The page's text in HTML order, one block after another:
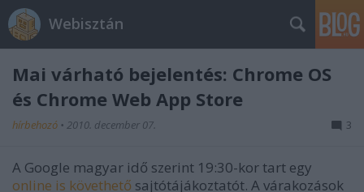
Webisztán
Mai várható bejelentés: Chrome OS
és Chrome Web App Store
hírbehozó • 2010. december 07. 3
A Google magyar idő szerint 19:30-kor tart egy
online is követhető sajtótájákoztatót. A várakozások